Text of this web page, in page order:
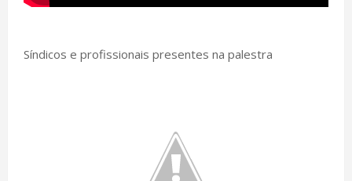
Síndicos e profissionais presentes na palestra